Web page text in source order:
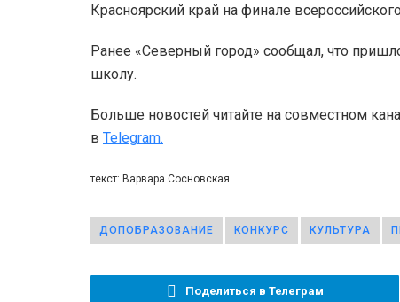
Красноярский край на финале
Ранее «Северный город» сообщал, что
школу.
Больше новостей читайте на совместном
в Telegram.
текст: Варвара Сосновская
ДОПОБРАЗОВАНИЕ КОНКУРС КУЛЬТУРА
Поделиться в Телеграм